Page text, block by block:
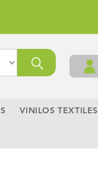
VINILOS TEXTILES